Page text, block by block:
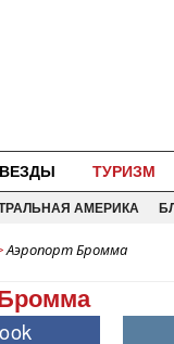
ТУРИЗМ
АМЕРИКА
Аэропорт Бромма